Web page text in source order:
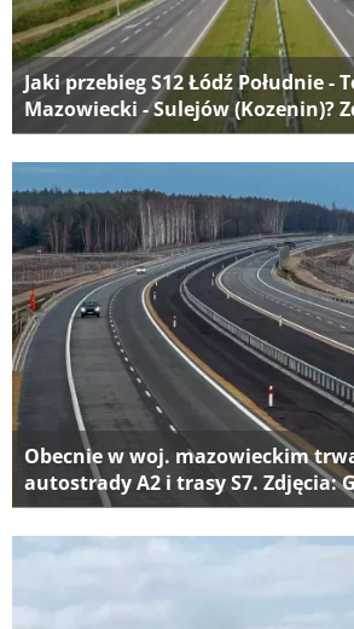
Jaki przebieg S12 Łódź Południe -
Mazowiecki - Sulejów (Kozenin)?
Obecnie w woj. mazowieckim
autostrady A2 i trasy S7. Zdjęcia: